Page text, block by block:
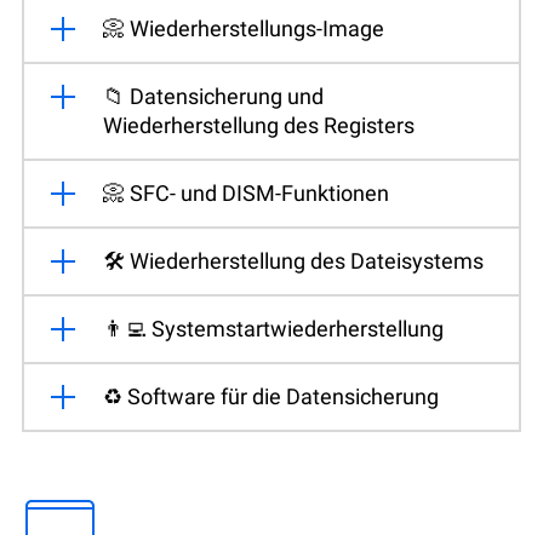
📀 Wiederherstellungs-Image
📁 Datensicherung und
Wiederherstellung des Registers
📀 SFC- und DISM-Funktionen
🛠️ Wiederherstellung des Dateisystems
👨‍💻 Systemstartwiederherstellung
♻️ Software für die Datensicherung